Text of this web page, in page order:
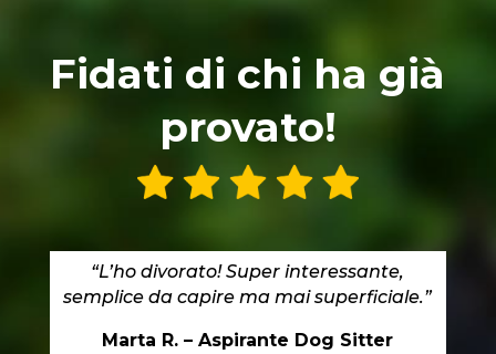
Fidati di chi ha già
provato!
“L’ho divorato! Super interessante,
semplice da capire ma mai superficiale.”
Marta R. – Aspirante Dog Sitter